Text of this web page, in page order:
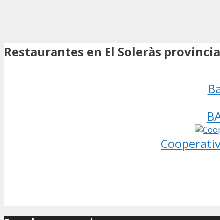
Restaurantes en El Soleràs